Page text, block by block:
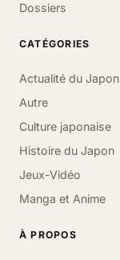
Dossiers
CATÉGORIES
Actualité du Japon
Autre
Culture japonaise
Histoire du Japon
Jeux-Vidéo
Manga et Anime
À PROPOS